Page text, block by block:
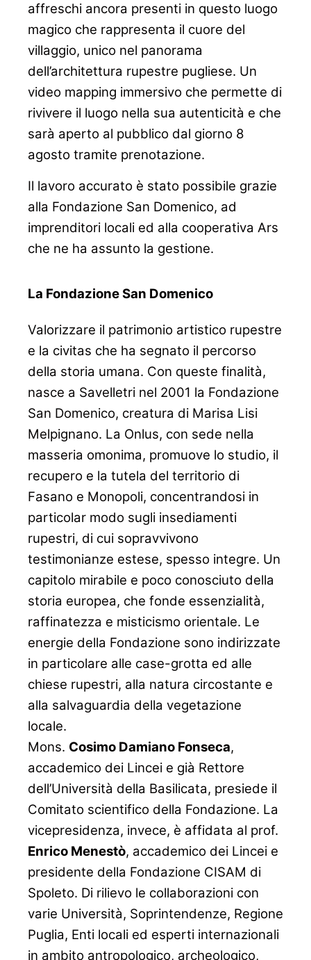
affreschi ancora presenti in questo luogo
magico che rappresenta il cuore del
villaggio, unico nel panorama
dell’architettura rupestre pugliese. Un
video mapping immersivo che permette di
rivivere il luogo nella sua autenticità e che
sarà aperto al pubblico dal giorno 8
agosto tramite prenotazione.
Il lavoro accurato è stato possibile grazie
alla Fondazione San Domenico, ad
imprenditori locali ed alla cooperativa Ars
che ne ha assunto la gestione.
La Fondazione San Domenico
Valorizzare il patrimonio artistico rupestre
e la civitas che ha segnato il percorso
della storia umana. Con queste finalità,
nasce a Savelletri nel 2001 la Fondazione
San Domenico, creatura di Marisa Lisi
Melpignano. La Onlus, con sede nella
masseria omonima, promuove lo studio, il
recupero e la tutela del territorio di
Fasano e Monopoli, concentrandosi in
particolar modo sugli insediamenti
rupestri, di cui sopravvivono
testimonianze estese, spesso integre. Un
capitolo mirabile e poco conosciuto della
storia europea, che fonde essenzialità,
raffinatezza e misticismo orientale. Le
energie della Fondazione sono indirizzate
in particolare alle case-grotta ed alle
chiese rupestri, alla natura circostante e
alla salvaguardia della vegetazione
locale.
Mons. Cosimo Damiano Fonseca,
accademico dei Lincei e già Rettore
dell’Università della Basilicata, presiede il
Comitato scientifico della Fondazione. La
vicepresidenza, invece, è affidata al prof.
Enrico Menestò, accademico dei Lincei e
presidente della Fondazione CISAM di
Spoleto. Di rilievo le collaborazioni con
varie Università, Soprintendenze, Regione
Puglia, Enti locali ed esperti internazionali
in ambito antropologico, archeologico,